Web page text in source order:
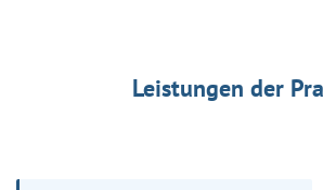
Leistungen der